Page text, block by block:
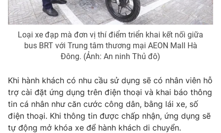
VTV Sức khoẻ Bất động sản
Thị trường 24h Tấm lòng Việt
Vươn mình bằng AI
VTV9 VTV8
Liên hệ tòa soạn English
Loại xe đạp mà đơn vị thí điểm triển khai kết nối giữa
bus BRT với Trung tâm thương mại AEON Mall Hà
Đông. (Ảnh: An ninh Thủ đô)
Khi hành khách có nhu cầu sử dụng sẽ có nhân viên hỗ
trợ cài đặt ứng dụng trên điện thoại và khai báo thông
tin cá nhân như căn cước công dân, bằng lái xe, số
điện thoại. Khi thông tin được chấp nhận, ứng dụng sẽ
tự động mở khóa xe để hành khách di chuyển.